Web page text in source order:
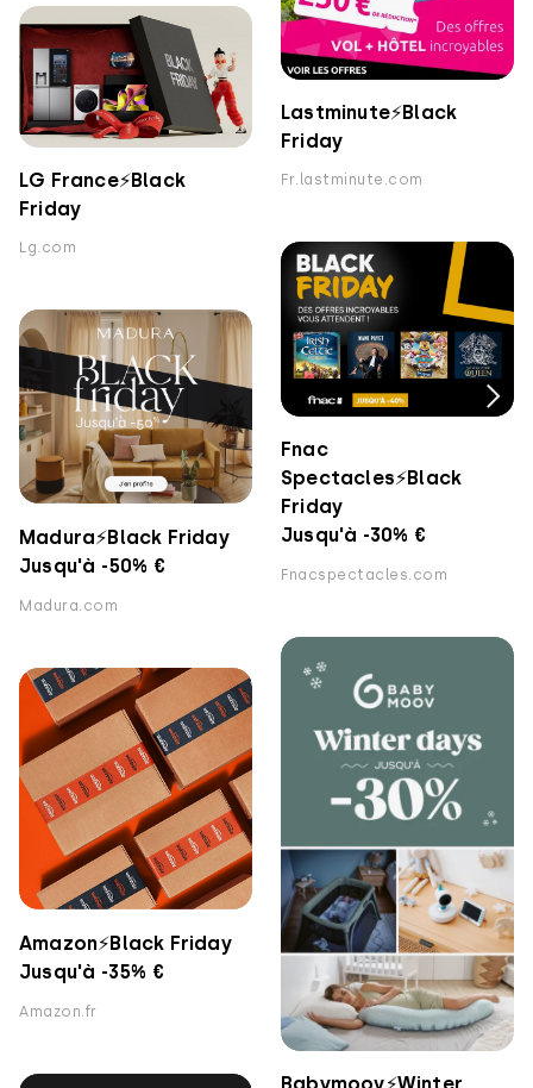
Lastminute⚡️Black
Friday
Fr.lastminute.com
LG France⚡️Black
Friday
Lg.com
Fnac
Spectacles⚡️Black
Friday
Jusqu'à -30% €
Fnacspectacles.com
Madura⚡️Black Friday
Jusqu'à -50% €
Madura.com
Amazon⚡️Black Friday
Jusqu'à -35% €
Amazon.fr